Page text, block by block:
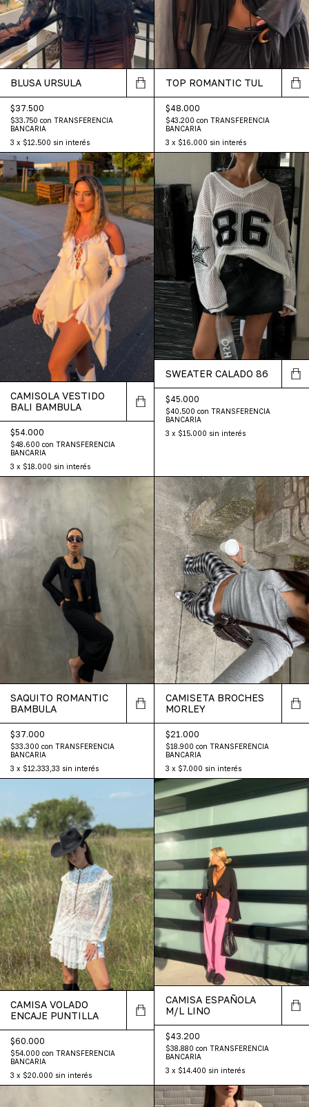
BLUSA URSULA
$37.500
$33.750 con TRANSFERENCIA
BANCARIA
3 x $12.500 sin interés
TOP ROMANTIC TUL
$48.000
$43.200 con TRANSFERENCIA
BANCARIA
3 x $16.000 sin interés
CAMISOLA VESTIDO
BALI BAMBULA
$54.000
$48.600 con TRANSFERENCIA
BANCARIA
3 x $18.000 sin interés
SWEATER CALADO 86
$45.000
$40.500 con TRANSFERENCIA
BANCARIA
3 x $15.000 sin interés
SAQUITO ROMANTIC
BAMBULA
$37.000
$33.300 con TRANSFERENCIA
BANCARIA
3 x $12.333,33 sin interés
CAMISETA BROCHES
MORLEY
$21.000
$18.900 con TRANSFERENCIA
BANCARIA
3 x $7.000 sin interés
CAMISA VOLADO
ENCAJE PUNTILLA
$60.000
$54.000 con TRANSFERENCIA
BANCARIA
3 x $20.000 sin interés
CAMISA ESPAÑOLA
M/L LINO
$43.200
$38.880 con TRANSFERENCIA
BANCARIA
3 x $14.400 sin interés